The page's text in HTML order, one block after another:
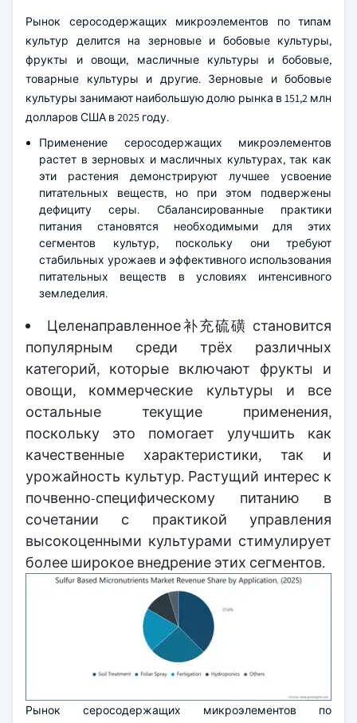
Рынок серосодержащих микроэлементов по типам
культур делится на зерновые и бобовые культуры,
фрукты и овощи, масличные культуры и бобовые,
товарные культуры и другие. Зерновые и бобовые
культуры занимают наибольшую долю рынка в 151,2 млн
долларов США в 2025 году.
Применение серосодержащих микроэлементов
растет в зерновых и масличных культурах, так как
эти растения демонстрируют лучшее усвоение
питательных веществ, но при этом подвержены
дефициту серы. Сбалансированные практики
питания становятся необходимыми для этих
сегментов культур, поскольку они требуют
стабильных урожаев и эффективного использования
питательных веществ в условиях интенсивного
земледелия.
Целенаправленное补充硫磺 становится
популярным среди трёх различных
категорий, которые включают фрукты и
овощи, коммерческие культуры и все
остальные текущие применения,
поскольку это помогает улучшить как
качественные характеристики, так и
урожайность культур. Растущий интерес к
почвенно-специфическому питанию в
сочетании с практикой управления
высокоценными культурами стимулирует
более широкое внедрение этих сегментов.
Рынок серосодержащих микроэлементов по